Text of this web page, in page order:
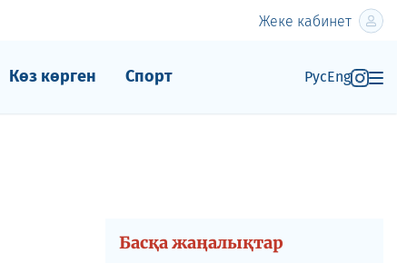
Жеке кабинет
Көз көрген Спорт РусEng
Басқа жаңалықтар